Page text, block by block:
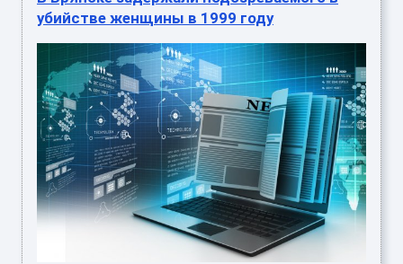
убийстве женщины в 1999 году